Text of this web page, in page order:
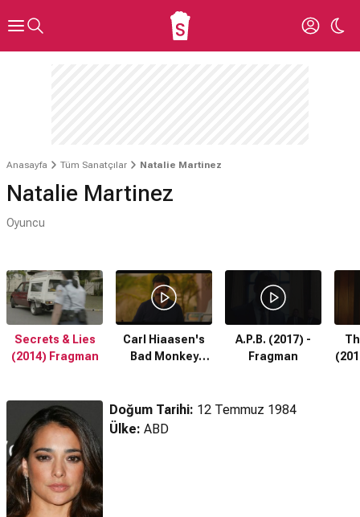
Anasayfa Tüm Sanatçılar Natalie Martinez
Natalie Martinez
Oyuncu
Secrets & Lies
(2014) Fragman
Carl Hiaasen's
Bad Monkey
A.P.B. (2017) -
Fragman
Doğum Tarihi: 12 Temmuz 1984
Ülke: ABD